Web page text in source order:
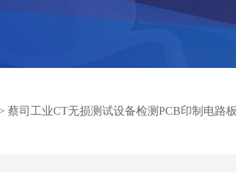
蔡司工业CT无损测试设备检测PCB印制电路